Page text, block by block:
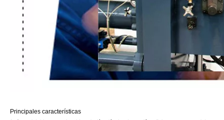
Principales características